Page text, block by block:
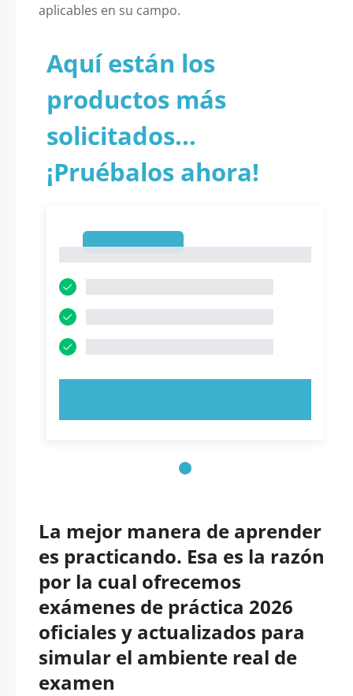
aplicables en su campo.
Aquí están los
productos más
solicitados...
¡Pruébalos ahora!
La mejor manera de aprender
es practicando. Esa es la razón
por la cual ofrecemos
exámenes de práctica 2026
oficiales y actualizados para
simular el ambiente real de
examen